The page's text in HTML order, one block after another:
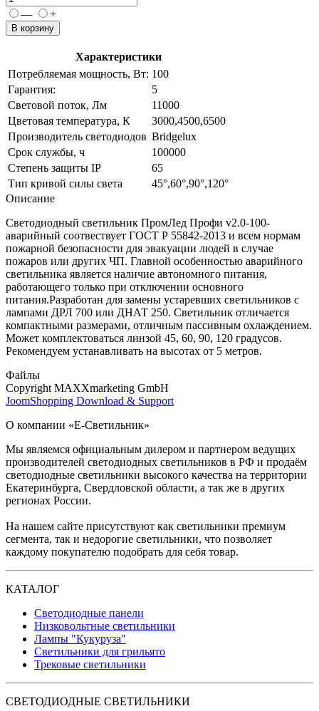
— +
В корзину
Характеристики
Потребляемая мощность, Вт: 100
Гарантия:
5
Световой поток, Лм
11000
Цветовая температура, К
3000,4500,6500
Производитель светодиодов Bridgelux
Срок службы, ч
100000
Степень защиты IP
65
Тип кривой силы света
45°,60°,90°,120°
Описание
Светодиодный светильник ПромЛед Профи v2.0-100-
аварийный соотвествует ГОСТ Р 55842-2013 и всем нормам
пожарной безопасности для эвакуации людей в случае
пожаров или других ЧП. Главной особенностью аварийного
светильника является наличие автономного питания,
работающего только при отключении основного
питания.Разработан для замены устаревших светильников с
лампами ДРЛ 700 или ДНАТ 250. Светильник отличается
компактными размерами, отличным пассивным охлаждением.
Может комплектоваться линзой 45, 60, 90, 120 градусов.
Рекомендуем устанавливать на высотах от 5 метров.
Файлы
Copyright MAXXmarketing GmbH
JoomShopping Download & Support
О компании «Е-Светильник»
Мы являемся официальным дилером и партнером ведущих
производителей светодиодных светильников в РФ и продаём
светодиодные светильники высокого качества на территории
Екатеринбурга, Свердловской области, а так же в других
регионах России.
На нашем сайте присутствуют как светильники премиум
сегмента, так и недорогие светильники, что позволяет
каждому покупателю подобрать для себя товар.
КАТАЛОГ
Светодиодные панели
Низковольтные светильники
Лампы "Кукуруза"
Светильники для грильято
Трековые светильники
СВЕТОДИОДНЫЕ СВЕТИЛЬНИКИ